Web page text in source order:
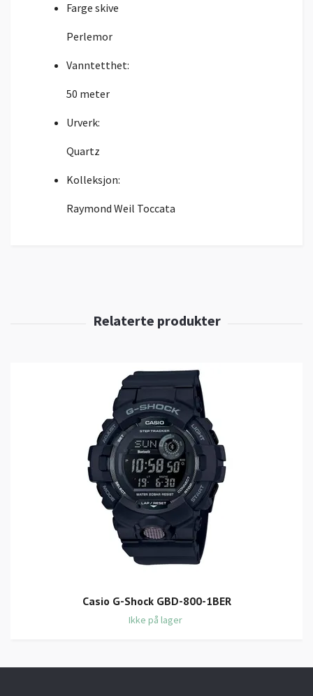
Farge skive
Perlemor
Vanntetthet:
50 meter
Urverk:
Quartz
Kolleksjon:
Raymond Weil Toccata
Casio G-Shock GBD-800-1BER
Ikke på lager